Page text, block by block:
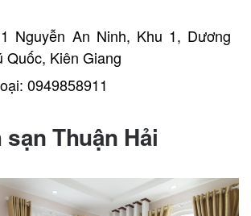
Nguyễn An Ninh, Khu 1, Dương
Quốc, Kiên Giang
0949858911
sạn Thuận Hải